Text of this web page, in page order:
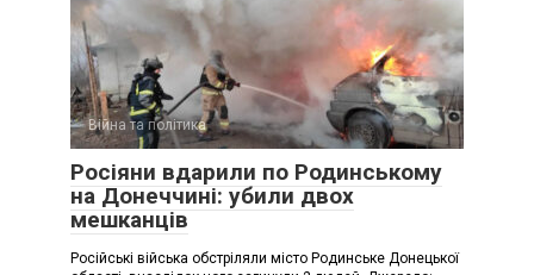
Війна та політика
Росіяни вдарили по Родинському
на Донеччині: убили двох
мешканців
Російські війська обстріляли місто Родинське Донецької